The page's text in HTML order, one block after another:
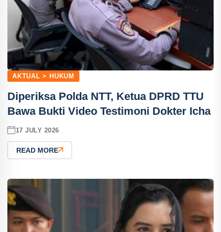
AKTUAL > HUKUM
Diperiksa Polda NTT, Ketua DPRD TTU
Bawa Bukti Video Testimoni Dokter Icha
17 JULY 2026
READ MORE